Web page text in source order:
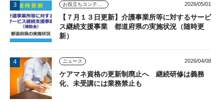
2026/05/01
【７月１３日更新】介護事業所等に対するサービ
ス継続支援事業 都道府県の実施状況（随時更
新）
ニュース 2026/04/08
ケアマネ資格の更新制廃止へ 継続研修は義務
化、未受講には業務禁止も